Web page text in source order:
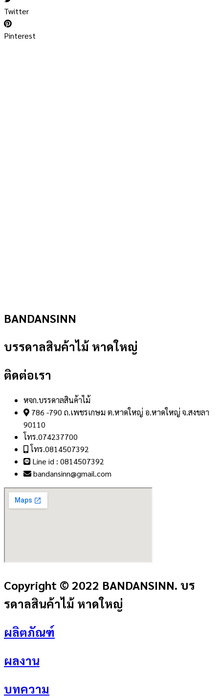
Twitter
Pinterest
BANDANSINN
บรรดาลสินค้าไม้ หาดใหญ่
ติดต่อเรา
หจก.บรรดาลสินค้าไม้
786 -790 ถ.เพชรเกษม ต.หาดใหญ่ อ.หาดใหญ่ จ.สงขลา
90110
โทร.074237700
โทร.0814507392
Line id : 0814507392
bandansinn@gmail.com
Copyright © 2022 BANDANSINN. บร
รดาลสินค้าไม้ หาดใหญ่
ผลิตภัณฑ์
ผลงาน
บทความ